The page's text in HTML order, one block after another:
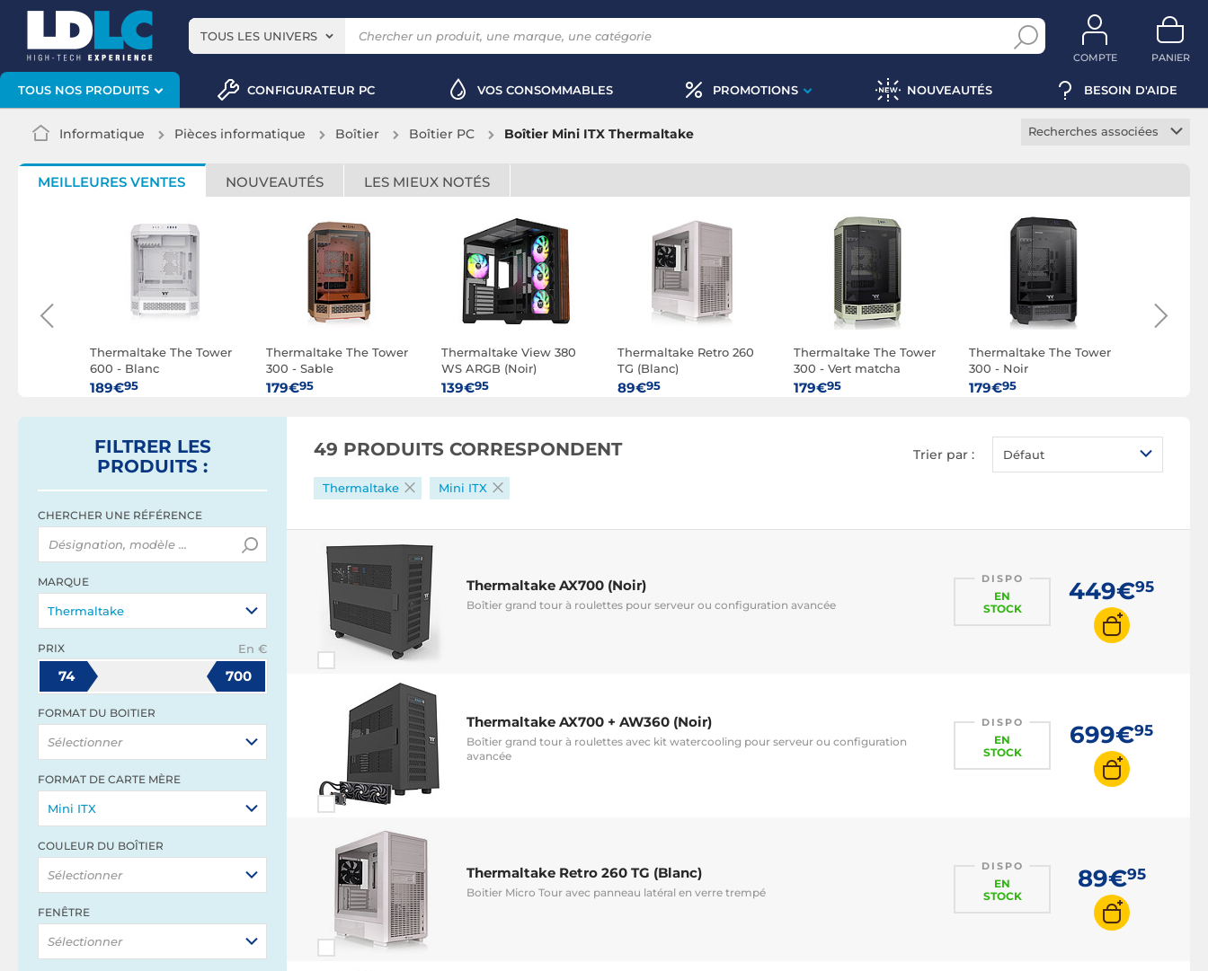
TOUS LES UNIVERS
COMPTE PANIER
TOUS NOS PRODUITS CONFIGURATEUR PC VOS CONSOMMABLES PROMOTIONS NOUVEAUTÉS BESOIN D'AIDE
Informatique Pièces informatique Boîtier Boîtier PC Boîtier Mini ITX Thermaltake
Recherches associées
Boitier media center
Boitier serveur
Boitier transparent
Boitier aquarium
Boitier blanc
Boitier RGB
Boitier Mini ITX
Boitier watercooling
MEILLEURES VENTES NOUVEAUTÉS LES MIEUX NOTÉS
Thermaltake The Tower
600 - Blanc
189€95
Thermaltake The Tower
300 - Sable
179€95
Thermaltake View 380
WS ARGB (Noir)
139€95
Thermaltake Retro 260
TG (Blanc)
89€95
Thermaltake The Tower
300 - Vert matcha
179€95
Thermaltake The Tower
300 - Noir
179€95
FILTRER LES
PRODUITS :
CHERCHER UNE RÉFÉRENCE
MARQUE
Thermaltake
PRIX En €
74 700
FORMAT DU BOITIER
Sélectionner
FORMAT DE CARTE MÈRE
Mini ITX
COULEUR DU BOÎTIER
Sélectionner
FENÊTRE
Sélectionner
49 PRODUITS CORRESPONDENT Trier par : Défaut
Thermaltake Mini ITX
Thermaltake AX700 (Noir)
Boîtier grand tour à roulettes pour serveur ou configuration avancée
DISPO
EN
STOCK
449€95
Thermaltake AX700 + AW360 (Noir)
Boîtier grand tour à roulettes avec kit watercooling pour serveur ou configuration
avancée
DISPO
EN
STOCK
699€95
Thermaltake Retro 260 TG (Blanc)
Boitier Micro Tour avec panneau latéral en verre trempé
DISPO
EN
STOCK
89€95